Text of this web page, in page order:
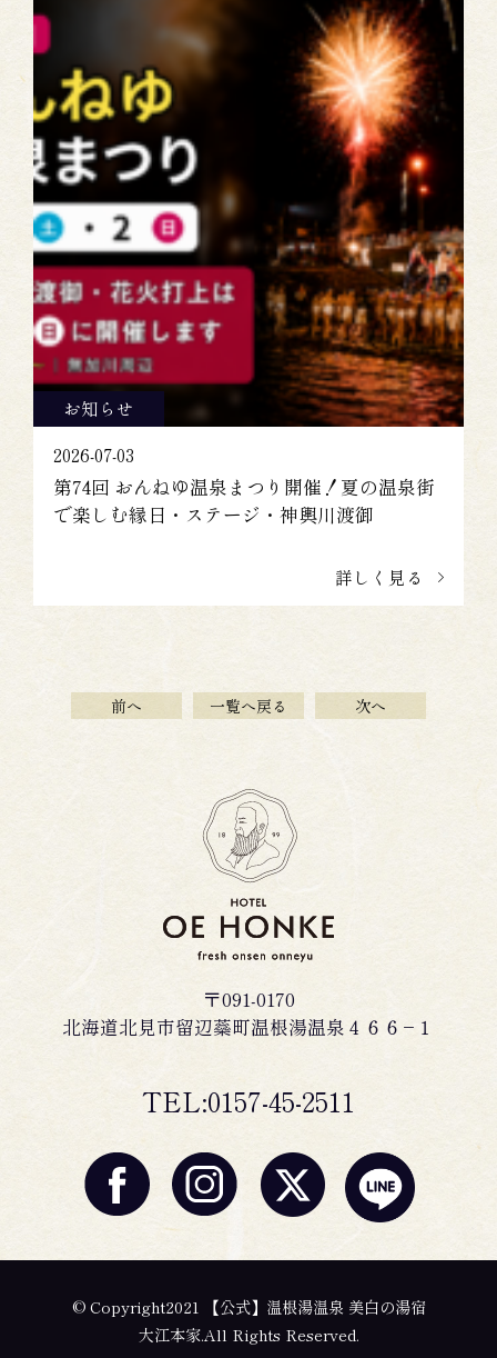
お知らせ
2026-07-03
第74回 おんねゆ温泉まつり開催！夏の温泉街
で楽しむ縁日・ステージ・神輿川渡御
詳しく見る
前へ 一覧へ戻る 次へ
〒091-0170
北海道北見市留辺蘂町温根湯温泉４６６−１
TEL:0157-45-2511
© Copyright2021 【公式】温根湯温泉 美白の湯宿
大江本家.All Rights Reserved.